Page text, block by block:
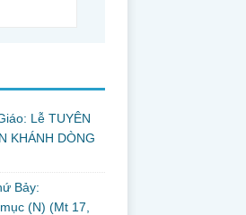
Lễ TUYÊN
KHÁNH DÒNG
Bảy:
(N) (Mt 17,